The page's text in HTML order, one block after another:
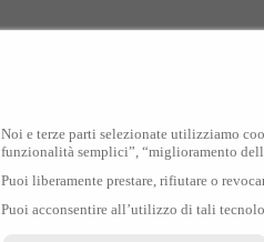
Noi e terze parti selezionate utilizziamo
funzionalità semplici”, “miglioramento
Puoi liberamente prestare, rifiutare o
Puoi acconsentire all’utilizzo di tali